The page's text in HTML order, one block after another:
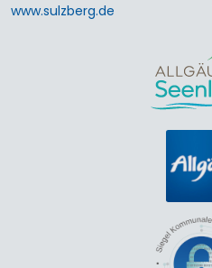
www.sulzberg.de